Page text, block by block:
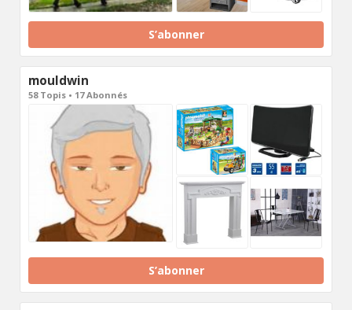
S’abonner
mouldwin
58 Topis • 17 Abonnés
S’abonner